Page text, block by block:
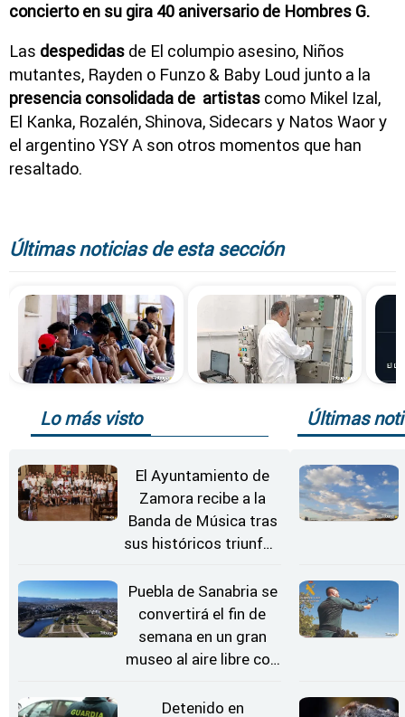
concierto en su gira 40 aniversario de Hombres G.
Las despedidas de El columpio asesino, Niños
mutantes, Rayden o Funzo & Baby Loud junto a la
presencia consolidada de artistas como Mikel Izal,
El Kanka, Rozalén, Shinova, Sidecars y Natos Waor y
el argentino YSY A son otros momentos que han
resaltado.
Últimas noticias de esta sección
Lo más visto
El Ayuntamiento de
Zamora recibe a la
Banda de Música tras
sus históricos triunfos
Puebla de Sanabria se
convertirá el fin de
semana en un gran
museo al aire libre con
Detenido en
Últimas